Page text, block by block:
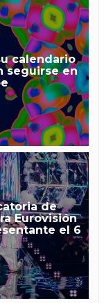
calendario
seguirse en
de
Eurovisión
el 6